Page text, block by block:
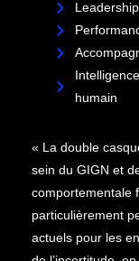
humain
« La double
sein du GIGN et
comportementale
particulièrement
actuels pour les